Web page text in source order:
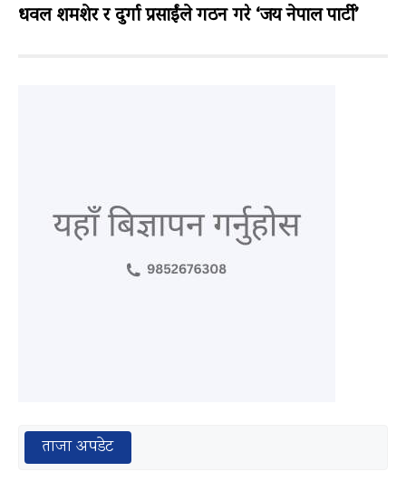
धवल शमशेर र दुर्गा प्रसाईंले गठन गरे ‘जय नेपाल पार्टी’
ताजा अपडेट